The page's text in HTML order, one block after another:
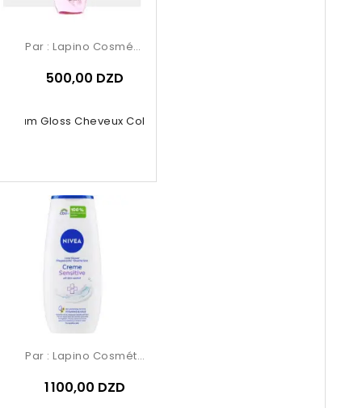
Gloss Cheveux Colorés 150 Ml
Par : Lapino Cosmétique
500,00 DZD
Par : Lapino Cosmétique
1 100,00 DZD